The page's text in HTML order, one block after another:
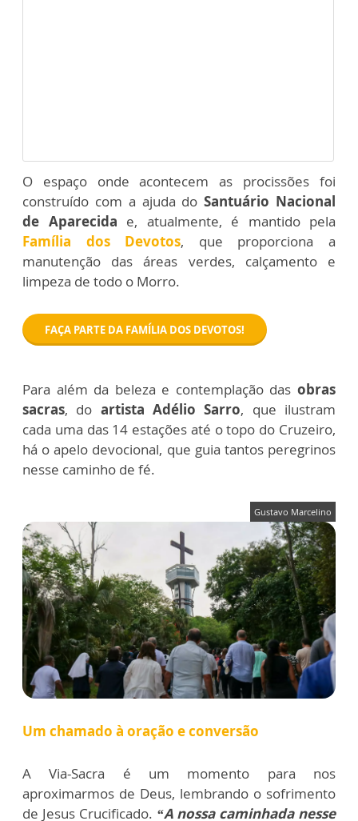
O espaço onde acontecem as procissões foi
construído com a ajuda doSantuário Nacional
de Aparecida e, atualmente, é mantido pela
Família dos Devotos, que proporciona a
manutenção das áreas verdes, calçamento e
limpeza de todo o Morro.
FAÇA PARTE DA FAMÍLIA DOS DEVOTOS!
Para além da beleza e contemplação das obras
sacras, do artista Adélio Sarro, que ilustram
cada uma das 14 estações até o topo do Cruzeiro,
há o apelo devocional, que guia tantos peregrinos
nesse caminho de fé.
Gustavo Marcelino
Um chamado à oração e conversão
A Via-Sacra é um momento para nos
aproximarmos de Deus, lembrando o sofrimento
de Jesus Crucificado. “A nossa caminhada nesse